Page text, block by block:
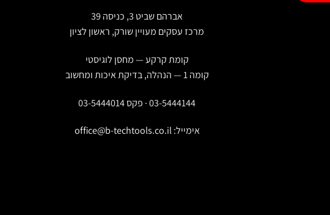
אברהם שביט 3, כניסה 39
מרכז עסקים מעויין שורק, ראשון לציון
קומת קרקע — מחסן לוגיסטי
קומה 1 — הנהלה, בדיקת איכות ומחשוב
03-5444144 · פקס 03-5444014
אימייל:office@b-techtools.co.il